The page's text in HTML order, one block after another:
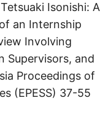
Isonishi: A
an Internship
Involving
Supervisors, and
Proceedings of
(EPESS) 37-55